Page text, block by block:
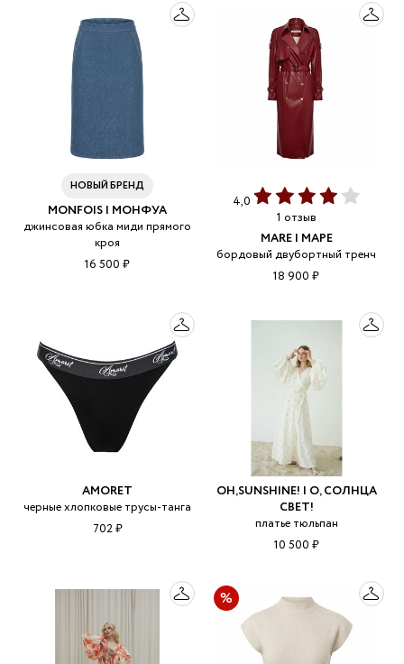
НОВЫЙ БРЕНД
MONFOIS | МОНФУА
джинсовая юбка миди прямого
кроя
16 500 ₽
4,0
1 отзыв
MARE | МАРЕ
бордовый двубортный тренч
18 900 ₽
AMORET
черные хлопковые трусы-танга
702 ₽
OH,SUNSHINE! | О, СОЛНЦА
СВЕТ!
платье тюльпан
10 500 ₽